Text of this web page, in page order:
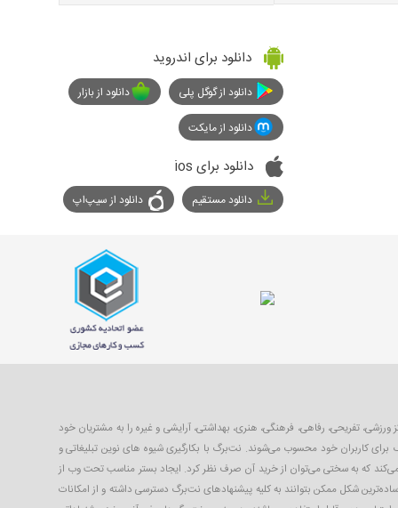
دانلود برای اندروید
دانلود از گوگل پلی
دانلود از بازار
دانلود از مایکت
دانلود برای ios
دانلود مستقیم دانلود از سیپ‌اپ
تا ۹۹ درصد تخفیف از بهترین مکان‌های شهر شامل رستوران‌ها، مراکز ورزشی، تفریحی، رفاهی، فرهنگی، هنری، بهداشتی، آرایشی و غیره را به مشتریان خود
کاربران خود محسوب می‌شوند. نت‌برگ با بکارگیری شیوه های نوین تبلیغاتی و
می‌کند که به سختی می‌توان از خرید آن صرف نظر کرد. ایجاد بستر مناسب تحت وب از
شکل ممکن بتوانند به کلیه پیشنهادهای نت‌برگ دسترسی داشته و از امکانات